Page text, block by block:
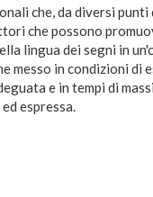
che, da diversi
che possono
lingua dei segni in
in condizioni di
e in tempi di
espressa.